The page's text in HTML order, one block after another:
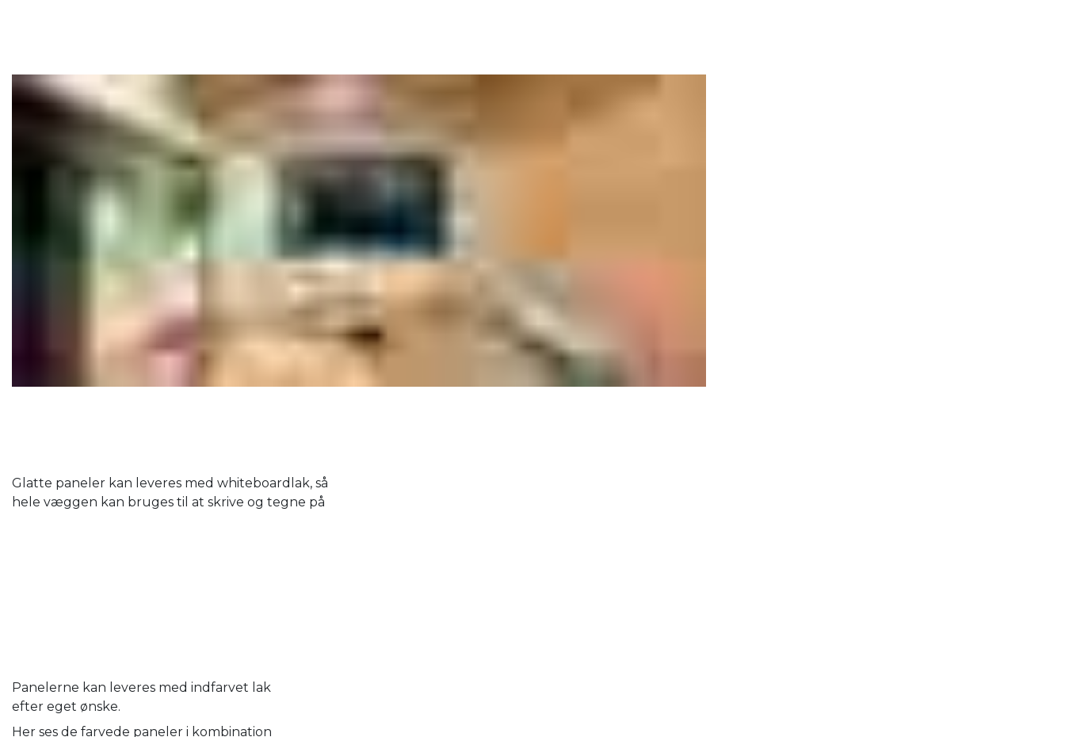
Glatte paneler kan leveres med whiteboardlak, så
hele væggen kan bruges til at skrive og tegne på
Panelerne kan leveres med indfarvet lak
efter eget ønske.
Her ses de farvede paneler i kombination